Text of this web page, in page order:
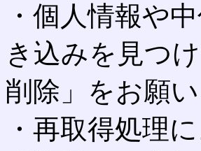
・個人情報や
き込みを見つ
削除」をお願い
・再取得処理